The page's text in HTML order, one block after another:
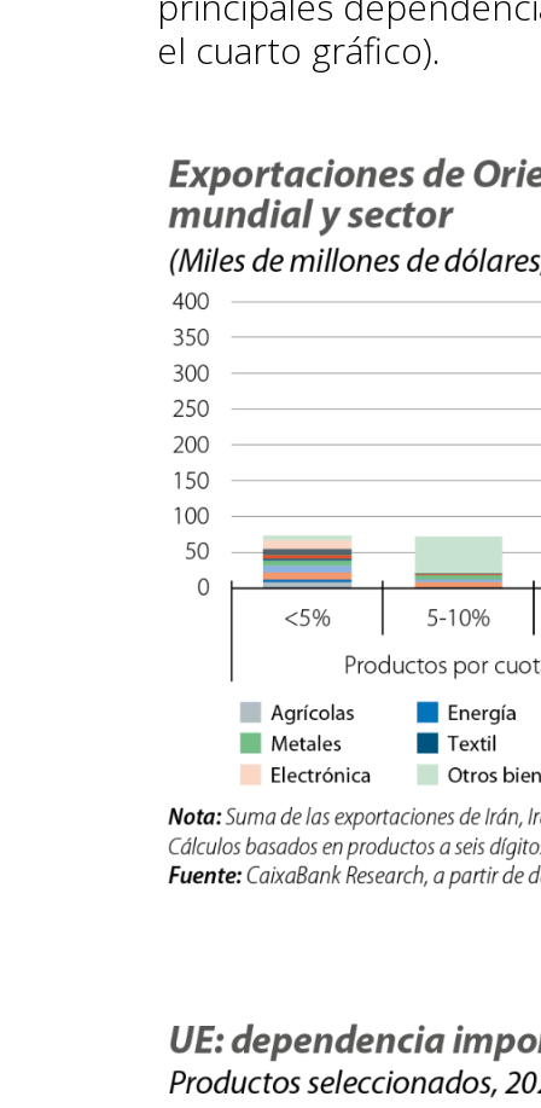
el cuarto gráfico).